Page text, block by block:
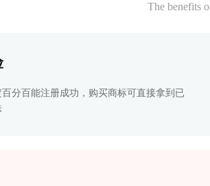
The benefits
分百能注册成功，购买商标可直接拿到已